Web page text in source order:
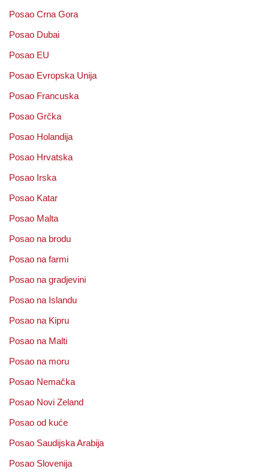
Posao Crna Gora
Posao Dubai
Posao EU
Posao Evropska Unija
Posao Francuska
Posao Grčka
Posao Holandija
Posao Hrvatska
Posao Irska
Posao Katar
Posao Malta
Posao na brodu
Posao na farmi
Posao na gradjevini
Posao na Islandu
Posao na Kipru
Posao na Malti
Posao na moru
Posao Nemačka
Posao Novi Zeland
Posao od kuće
Posao Saudijska Arabija
Posao Slovenija